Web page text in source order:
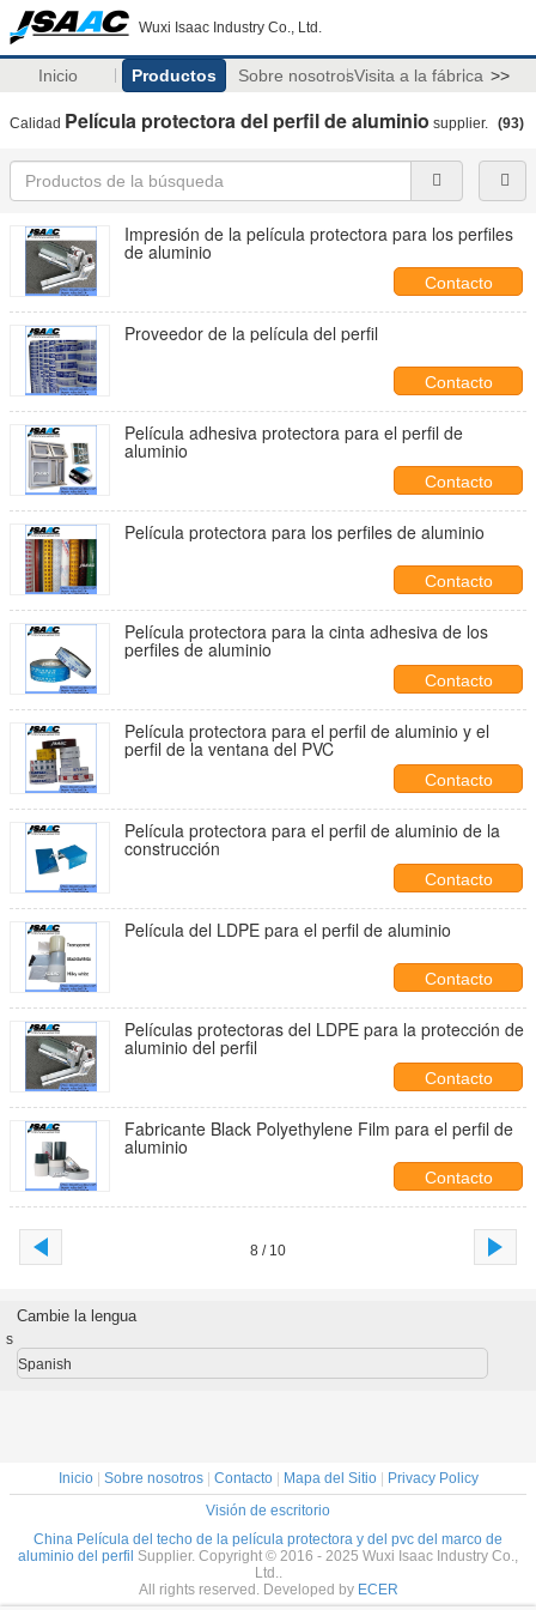
Wuxi Isaac Industry Co., Ltd.
Inicio Productos Sobre nosotrosVisita a la fábrica >>
Calidad Película protectora del perfil de aluminio supplier. (93)
Impresión de la película protectora para los perfiles
de aluminio
Contacto
Proveedor de la película del perfil
Contacto
Película adhesiva protectora para el perfil de
aluminio
Contacto
Película protectora para los perfiles de aluminio
Contacto
Película protectora para la cinta adhesiva de los
perfiles de aluminio
Contacto
Película protectora para el perfil de aluminio y el
perfil de la ventana del PVC
Contacto
Película protectora para el perfil de aluminio de la
construcción
Contacto
Película del LDPE para el perfil de aluminio
Contacto
Películas protectoras del LDPE para la protección de
aluminio del perfil
Contacto
Fabricante Black Polyethylene Film para el perfil de
aluminio
Contacto
8 / 10
Cambie la lengua
s
Spanish
Inicio| Sobre nosotros| Contacto| Mapa del Sitio|
Privacy Policy
Visión de escritorio
China Película del techo de la película protectora y del pvc del marco de
aluminio del perfil Supplier. Copyright © 2016 - 2025 Wuxi Isaac Industry Co.,
Ltd..
All rights reserved. Developed by ECER